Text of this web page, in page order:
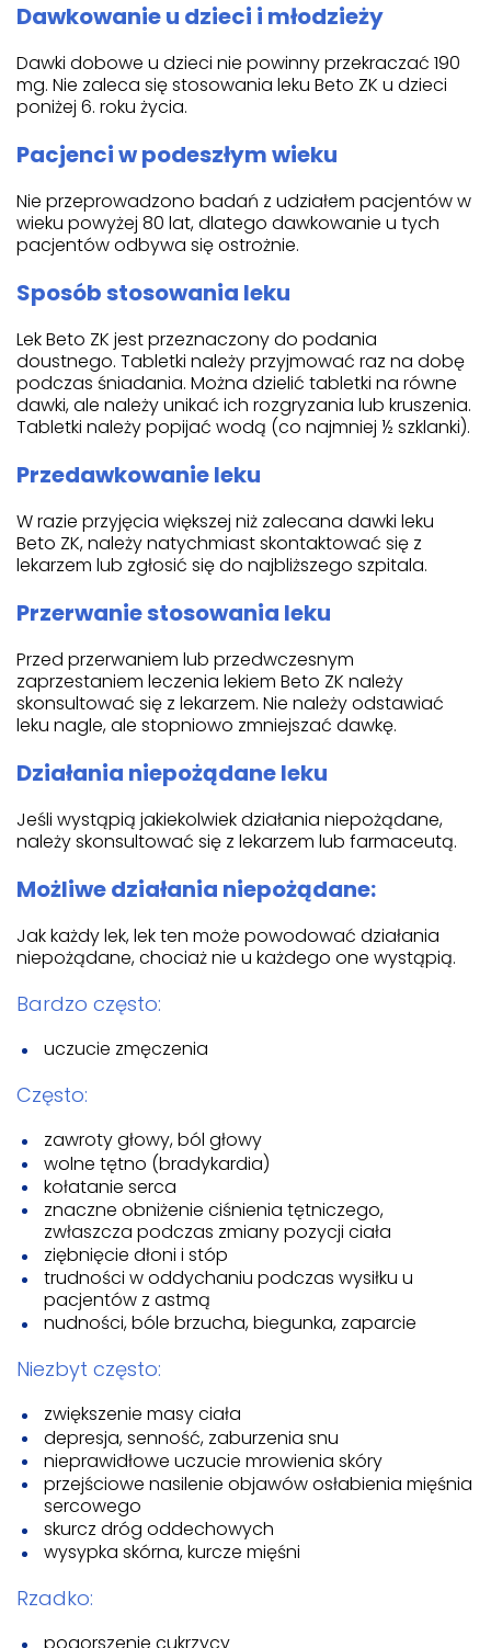
Dawkowanie u dzieci i młodzieży
Dawki dobowe u dzieci nie powinny przekraczać 190
mg. Nie zaleca się stosowania leku Beto ZK u dzieci
poniżej 6. roku życia.
Pacjenci w podeszłym wieku
Nie przeprowadzono badań z udziałem pacjentów w
wieku powyżej 80 lat, dlatego dawkowanie u tych
pacjentów odbywa się ostrożnie.
Sposób stosowania leku
Lek Beto ZK jest przeznaczony do podania
doustnego. Tabletki należy przyjmować raz na dobę
podczas śniadania. Można dzielić tabletki na równe
dawki, ale należy unikać ich rozgryzania lub kruszenia.
Tabletki należy popijać wodą (co najmniej ½ szklanki).
Przedawkowanie leku
W razie przyjęcia większej niż zalecana dawki leku
Beto ZK, należy natychmiast skontaktować się z
lekarzem lub zgłosić się do najbliższego szpitala.
Przerwanie stosowania leku
Przed przerwaniem lub przedwczesnym
zaprzestaniem leczenia lekiem Beto ZK należy
skonsultować się z lekarzem. Nie należy odstawiać
leku nagle, ale stopniowo zmniejszać dawkę.
Działania niepożądane leku
Jeśli wystąpią jakiekolwiek działania niepożądane,
należy skonsultować się z lekarzem lub farmaceutą.
Możliwe działania niepożądane:
Jak każdy lek, lek ten może powodować działania
niepożądane, chociaż nie u każdego one wystąpią.
Bardzo często:
uczucie zmęczenia
Często:
zawroty głowy, ból głowy
wolne tętno (bradykardia)
kołatanie serca
znaczne obniżenie ciśnienia tętniczego,
zwłaszcza podczas zmiany pozycji ciała
ziębnięcie dłoni i stóp
trudności w oddychaniu podczas wysiłku u
pacjentów z astmą
nudności, bóle brzucha, biegunka, zaparcie
Niezbyt często:
zwiększenie masy ciała
depresja, senność, zaburzenia snu
nieprawidłowe uczucie mrowienia skóry
przejściowe nasilenie objawów osłabienia mięśnia
sercowego
skurcz dróg oddechowych
wysypka skórna, kurcze mięśni
Rzadko: